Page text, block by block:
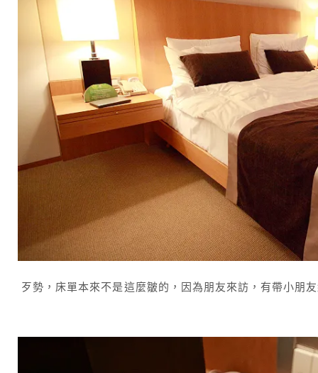
歹勢，床單本來不是這麼皺的，因為朋友來訪，有帶小朋